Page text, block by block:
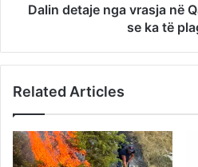
Dalin detaje nga vrasja në
se ka të
Related Articles